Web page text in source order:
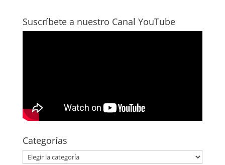
Suscríbete a nuestro Canal YouTube
Categorías
Categorías